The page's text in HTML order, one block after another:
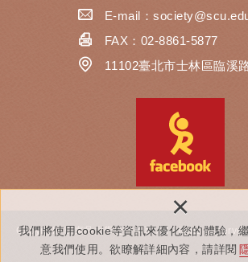
我們將使用cookie等資訊來優化您的體驗，
意我們使用。欲瞭解詳細內容，請詳閱
×
E-mail：
FAX：02-8861-5877
11102臺北市士林區臨溪
Copyright © 東吳大學社會學系 All Rights